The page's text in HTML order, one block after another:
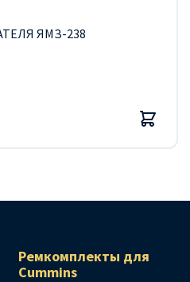
ЯМЗ-238
Ремкомплекты для
Сummins